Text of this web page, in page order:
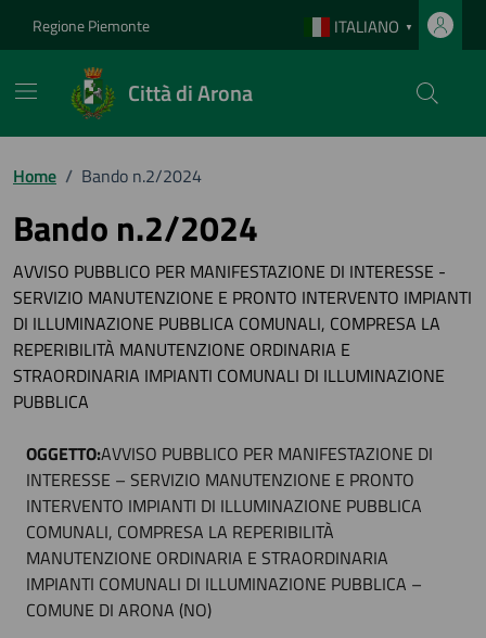
Regione Piemonte ITALIANO ▼
Città di Arona
Home / Bando n.2/2024
Bando n.2/2024
AVVISO PUBBLICO PER MANIFESTAZIONE DI INTERESSE -
SERVIZIO MANUTENZIONE E PRONTO INTERVENTO IMPIANTI
DI ILLUMINAZIONE PUBBLICA COMUNALI, COMPRESA LA
REPERIBILITÀ MANUTENZIONE ORDINARIA E
STRAORDINARIA IMPIANTI COMUNALI DI ILLUMINAZIONE
PUBBLICA
OGGETTO:AVVISO PUBBLICO PER MANIFESTAZIONE DI
INTERESSE – SERVIZIO MANUTENZIONE E PRONTO
INTERVENTO IMPIANTI DI ILLUMINAZIONE PUBBLICA
COMUNALI, COMPRESA LA REPERIBILITÀ
MANUTENZIONE ORDINARIA E STRAORDINARIA
IMPIANTI COMUNALI DI ILLUMINAZIONE PUBBLICA –
COMUNE DI ARONA (NO)